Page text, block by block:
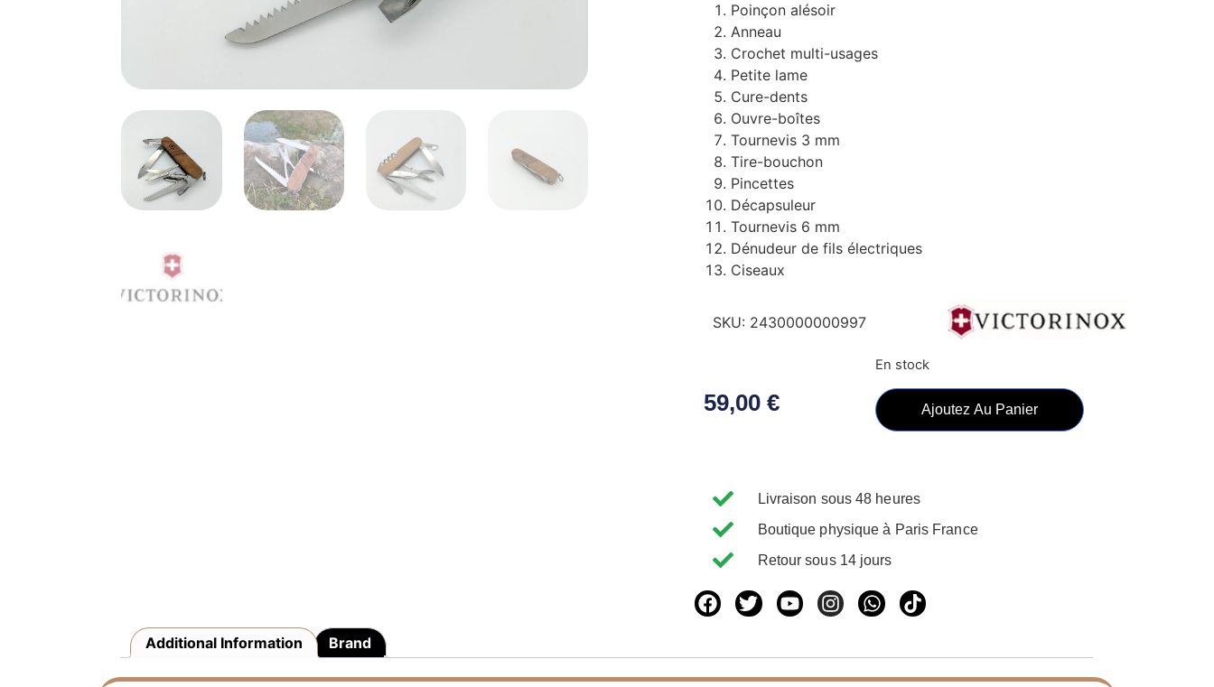
Poinçon alésoir
Anneau
Crochet multi-usages
Petite lame
Cure-dents
Ouvre-boîtes
Tournevis 3 mm
Tire-bouchon
Pincettes
Décapsuleur
Tournevis 6 mm
Dénudeur de fils électriques
Ciseaux
SKU: 2430000000997
59,00 €
En stock
Ajoutez Au Panier
Livraison sous 48 heures
Boutique physique à Paris France
Retour sous 14 jours
Additional Information Brand